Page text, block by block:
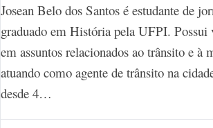
Josean Belo dos Santos é estudante de
graduado em História pela UFPI. Possui
em assuntos relacionados ao trânsito e à
atuando como agente de trânsito na
desde 4…